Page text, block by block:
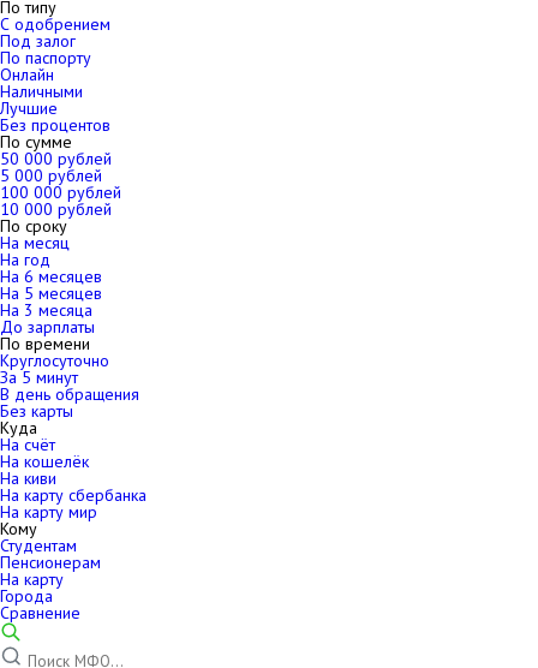
По типу
С одобрением
Под залог
По паспорту
Онлайн
Наличными
Лучшие
Без процентов
По сумме
50 000 рублей
5 000 рублей
100 000 рублей
10 000 рублей
По сроку
На месяц
На год
На 6 месяцев
На 5 месяцев
На 3 месяца
До зарплаты
По времени
Круглосуточно
За 5 минут
В день обращения
Без карты
Куда
На счёт
На кошелёк
На киви
На карту сбербанка
На карту мир
Кому
Студентам
Пенсионерам
На карту
Города
Сравнение